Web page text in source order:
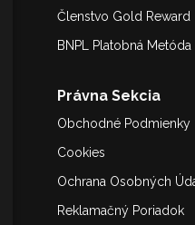
Členstvo Gold Reward
BNPL Platobná Metóda
Právna Sekcia
Obchodné Podmienky
Cookies
Ochrana Osobných
Reklamačný Poriadok